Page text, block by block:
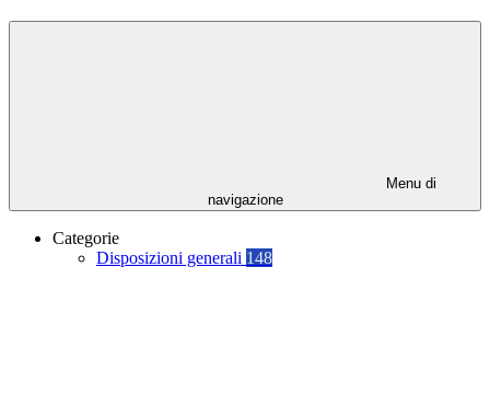
Menu di
navigazione
Categorie
Disposizioni generali 148